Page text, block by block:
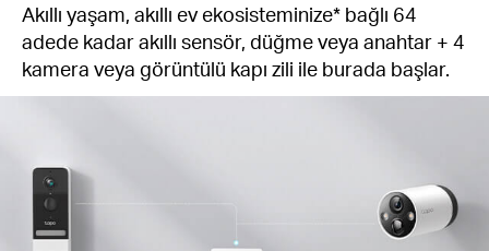
Akıllı yaşam, akıllı ev ekosisteminize* bağlı 64
adede kadar akıllı sensör, düğme veya anahtar + 4
kamera veya görüntülü kapı zili ile burada başlar.